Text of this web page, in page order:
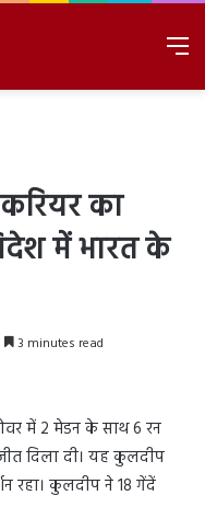
का
में भारत के
3 minutes read
में 2 मेडन के साथ 6 रन
दिला दी। यह कुलदीप
रहा। कुलदीप ने 18 गेंदें